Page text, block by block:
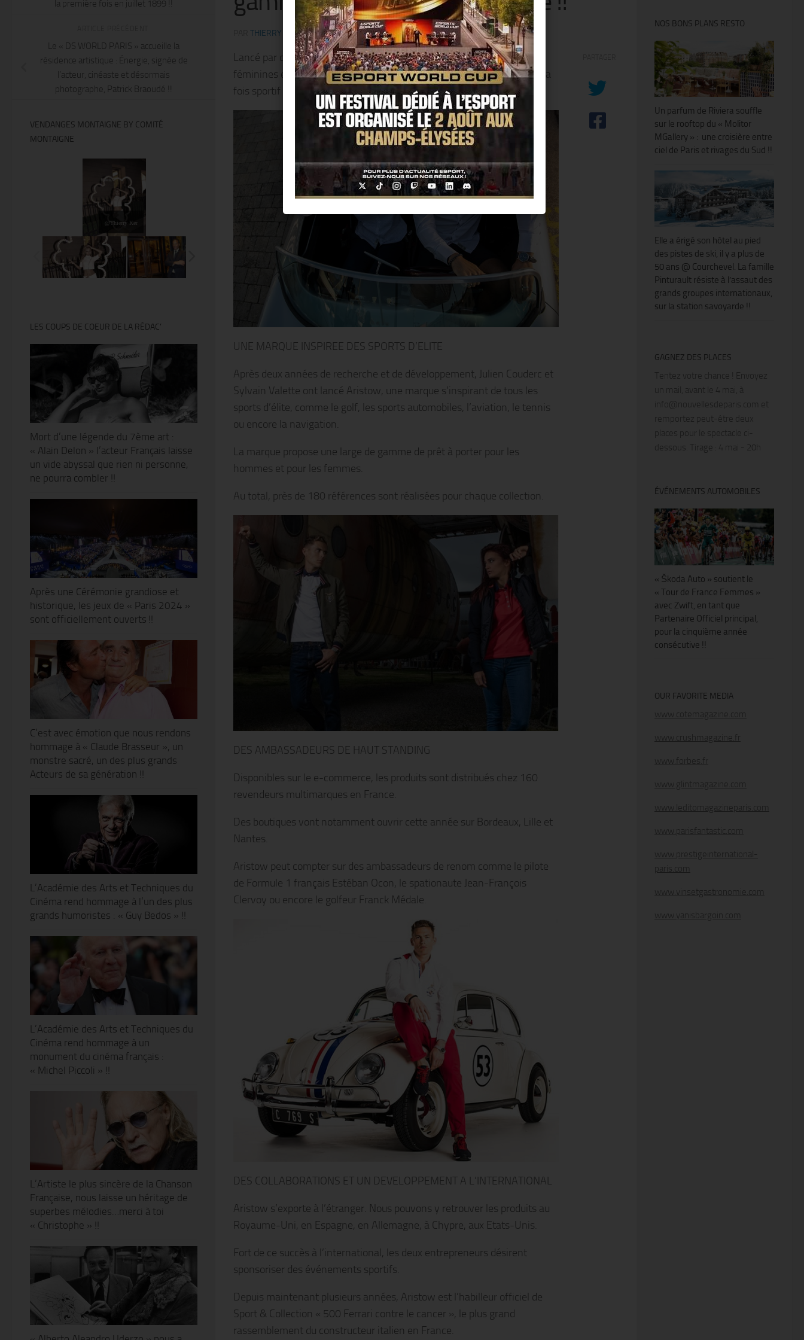
THIERRY KER· PUBLIÉ12 AVRIL 2019· MIS À JOUR8 MAI 2019
Lancé par deux Français en 2016, Aristow propose des collections
féminines et masculines tendances, décontractées, offrant un style à la
fois sportif et élégant.
UNE MARQUE INSPIREE DES SPORTS D’ELITE
Après deux années de recherche et de développement, Julien Couderc et
Sylvain Valette ont lancé Aristow, une marque s’inspirant de tous les
sports d’élite, comme le golf, les sports automobiles, l’aviation, le tennis
ou encore la navigation.
La marque propose une large de gamme de prêt à porter pour les
hommes et pour les femmes.
Au total, près de 180 références sont réalisées pour chaque collection.
DES AMBASSADEURS DE HAUT STANDING
Disponibles sur le e-commerce, les produits sont distribués chez 160
revendeurs multimarques en France.
Des boutiques vont notamment ouvrir cette année sur Bordeaux, Lille et
Nantes.
Aristow peut compter sur des ambassadeurs de renom comme le pilote
de Formule 1 français Estéban Ocon, le spationaute Jean-François
Clervoy ou encore le golfeur Franck Médale.
DES COLLABORATIONS ET UN DEVELOPPEMENT A L’INTERNATIONAL
Aristow s’exporte à l’étranger. Nous pouvons y retrouver les produits au
Royaume-Uni, en Espagne, en Allemagne, à Chypre, aux Etats-Unis.
Fort de ce succès à l’international, les deux entrepreneurs désirent
sponsoriser des événements sportifs.
Depuis maintenant plusieurs années, Aristow est l’habilleur officiel de
Sport & Collection « 500 Ferrari contre le cancer », le plus grand
rassemblement du constructeur italien en France.
la première fois en juillet 1899 !!
Le « DS WORLD PARIS » accueille la
résidence artistique : Énergie, signée de
l’acteur, cinéaste et désormais
photographe, Patrick Braoudé !!
VENDANGES MONTAIGNE BY COMITÉ
MONTAIGNE
@Thierry Ker
LES COUPS DE COEUR DE LA RÉDAC’
Mort d’une légende du 7ème art :
« Alain Delon » l’acteur Français laisse
un vide abyssal que rien ni personne,
ne pourra combler !!
Après une Cérémonie grandiose et
historique, les jeux de « Paris 2024 »
sont officiellement ouverts !!
C’est avec émotion que nous rendons
hommage à « Claude Brasseur », un
monstre sacré, un des plus grands
Acteurs de sa génération !!
L’Académie des Arts et Techniques du
Cinéma rend hommage à l’un des plus
grands humoristes : « Guy Bedos » !!
L’Académie des Arts et Techniques du
Cinéma rend hommage à un
monument du cinéma français :
« Michel Piccoli » !!
L’Artiste le plus sincère de la Chanson
Française, nous laisse un héritage de
superbes mélodies…merci à toi
« Christophe » !!
NOS BONS PLANS RESTO
Un parfum de Riviera souffle
sur le rooftop du « Molitor
MGallery » : une croisière entre
ciel de Paris et rivages du Sud !!
Elle a érigé son hôtel au pied
des pistes de ski, il y a plus de
50 ans @ Courchevel. La famille
Pinturault résiste à l’assaut des
grands groupes internationaux,
sur la station savoyarde !!
GAGNEZ DES PLACES
Tentez votre chance ! Envoyez
un mail, avant le 4 mai, à
info@nouvellesdeparis.com et
remportez peut-être deux
places pour le spectacle ci-
dessous. Tirage : 4 mai - 20h
ÉVÉNEMENTS AUTOMOBILES
« Škoda Auto » soutient le
« Tour de France Femmes »
avec Zwift, en tant que
Partenaire Officiel principal,
pour la cinquième année
consécutive !!
OUR FAVORITE MEDIA
www.cotemagazine.com
www.crushmagazine.fr
www.forbes.fr
www.glintmagazine.com
www.leditomagazineparis.com
www.parisfantastic.com
www.prestigeinternational-
paris.com
www.vinsetgastronomie.com
www.yanisbargoin.com